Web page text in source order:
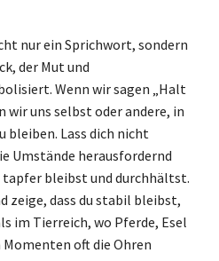
nur ein Sprichwort, sondern
der Mut und
Wenn wir sagen „Halt
uns selbst oder andere, in
bleiben. Lass dich nicht
Umstände herausfordernd
tapfer bleibst und durchhältst.
zeige, dass du stabil bleibst,
im Tierreich, wo Pferde, Esel
oft die Ohren